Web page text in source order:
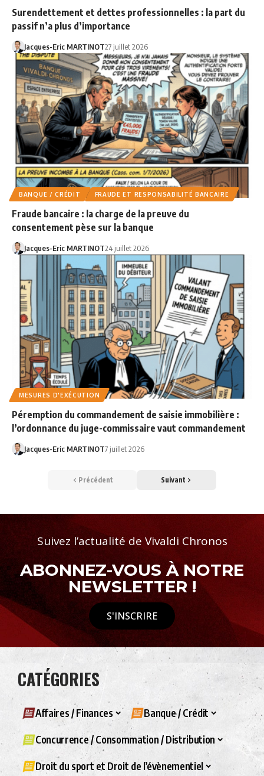
Surendettement et dettes professionnelles : la part du
passif n’a plus d’importance
Jacques-Eric MARTINOT27 juillet 2026
BANQUE / CRÉDIT FRAUDE ET RESPONSABILITÉ BANCAIRE
Fraude bancaire : la charge de la preuve du
consentement pèse sur la banque
Jacques-Eric MARTINOT24 juillet 2026
MESURES D'EXÉCUTION
Péremption du commandement de saisie immobilière :
l’ordonnance du juge-commissaire vaut commandement
Jacques-Eric MARTINOT7 juillet 2026
Précédent Suivant
Suivez l’actualité de Vivaldi Chronos
ABONNEZ-VOUS À NOTRE
NEWSLETTER !
S'INSCRIRE
CATÉGORIES
Affaires / Finances Banque / Crédit
Concurrence / Consommation / Distribution
Droit du sport et Droit de l’évènementiel